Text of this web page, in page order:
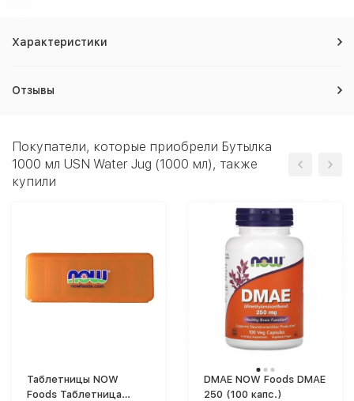
Характеристики
Отзывы
Покупатели, которые приобрели Бутылка
1000 мл USN Water Jug (1000 мл), также
купили
Таблетницы NOW
Foods Таблетница
DMAE NOW Foods DMAE
250 (100 капс.)